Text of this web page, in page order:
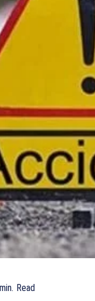
min. Read